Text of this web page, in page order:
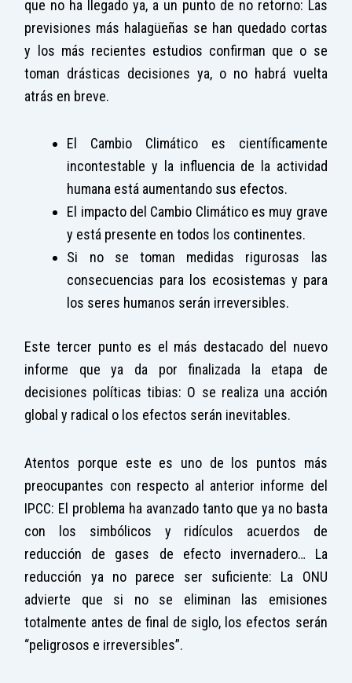
que no ha llegado ya, a un punto de no retorno: Las
previsiones más halagüeñas se han quedado cortas
y los más recientes estudios confirman que o se
toman drásticas decisiones ya, o no habrá vuelta
atrás en breve.
El Cambio Climático es científicamente
incontestable y la influencia de la actividad
humana está aumentando sus efectos.
El impacto del Cambio Climático es muy grave
y está presente en todos los continentes.
Si no se toman medidas rigurosas las
consecuencias para los ecosistemas y para
los seres humanos serán irreversibles.
Este tercer punto es el más destacado del nuevo
informe que ya da por finalizada la etapa de
decisiones políticas tibias: O se realiza una acción
global y radical o los efectos serán inevitables.
Atentos porque este es uno de los puntos más
preocupantes con respecto al anterior informe del
IPCC: El problema ha avanzado tanto que ya no basta
con los simbólicos y ridículos acuerdos de
reducción de gases de efecto invernadero… La
reducción ya no parece ser suficiente: La ONU
advierte que si no se eliminan las emisiones
totalmente antes de final de siglo, los efectos serán
“peligrosos e irreversibles”.